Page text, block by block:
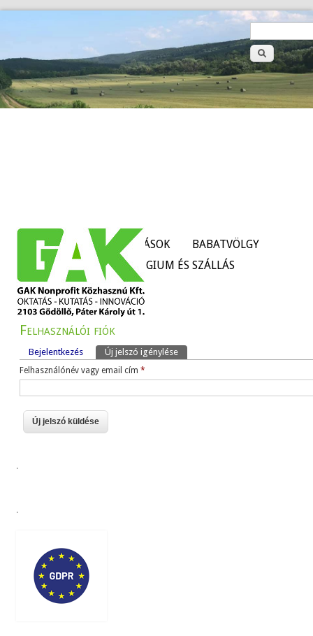
Keresés
űrlap
HÍREK SZOLGÁLTATÁSOK
BABATVÖLGY
TANÜZEMEK
KOLLÉGIUM ÉS SZÁLLÁS
Felhasználói fiók
Elsődleges fülek
Bejelentkezés Új jelszó igénylése(aktív fül)
Felhasználónév vagy email cím *
.
.